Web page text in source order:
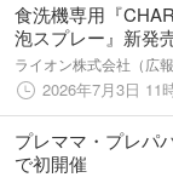
食洗機専用『
泡スプレー』新発
ライオン株式会社（広報
2026年7月3日 11
プレママ・プレパ
で初開催